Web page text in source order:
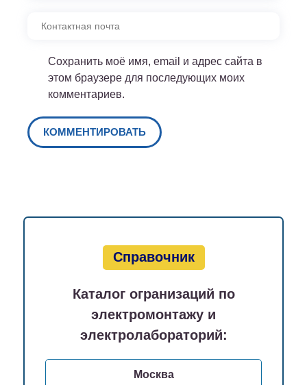
Сохранить моё имя, email и адрес сайта в
этом браузере для последующих моих
комментариев.
Справочник
Каталог огранизаций по
электромонтажу и
электролабораторий:
Москва